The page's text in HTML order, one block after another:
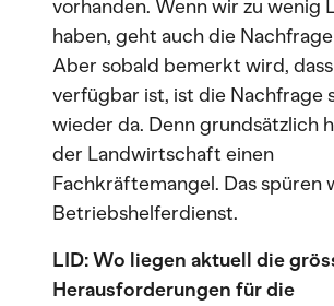
vorhanden. Wenn wir zu wenig
haben, geht auch die
Aber sobald bemerkt wird,
verfügbar ist, ist die Nachfrage
wieder da. Denn grundsätzlich
der Landwirtschaft einen
Fachkräftemangel. Das spüren
Betriebshelferdienst.
LID: Wo liegen aktuell die
Herausforderungen für die